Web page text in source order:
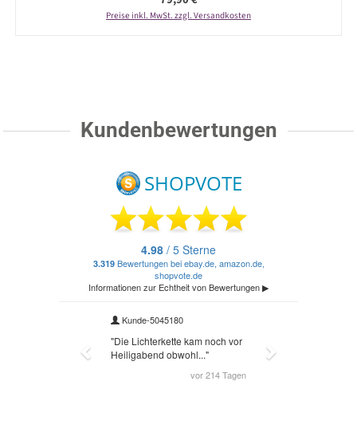
Preise inkl. MwSt. zzgl. Versandkosten
Kundenbewertungen